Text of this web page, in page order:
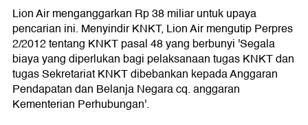
Lion Air menganggarkan Rp 38 miliar untuk upaya
pencarian ini. Menyindir KNKT, Lion Air mengutip Perpres
2/2012 tentang KNKT pasal 48 yang berbunyi 'Segala
biaya yang diperlukan bagi pelaksanaan tugas KNKT dan
tugas Sekretariat KNKT dibebankan kepada Anggaran
Pendapatan dan Belanja Negara cq. anggaran
Kementerian Perhubungan'.